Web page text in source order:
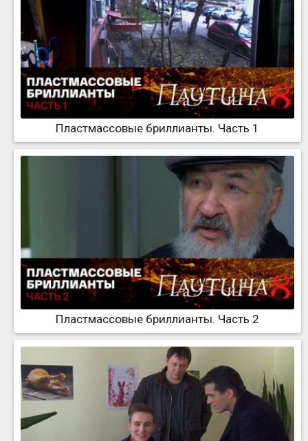
Пластмассовые бриллианты. Часть 1
Пластмассовые бриллианты. Часть 2